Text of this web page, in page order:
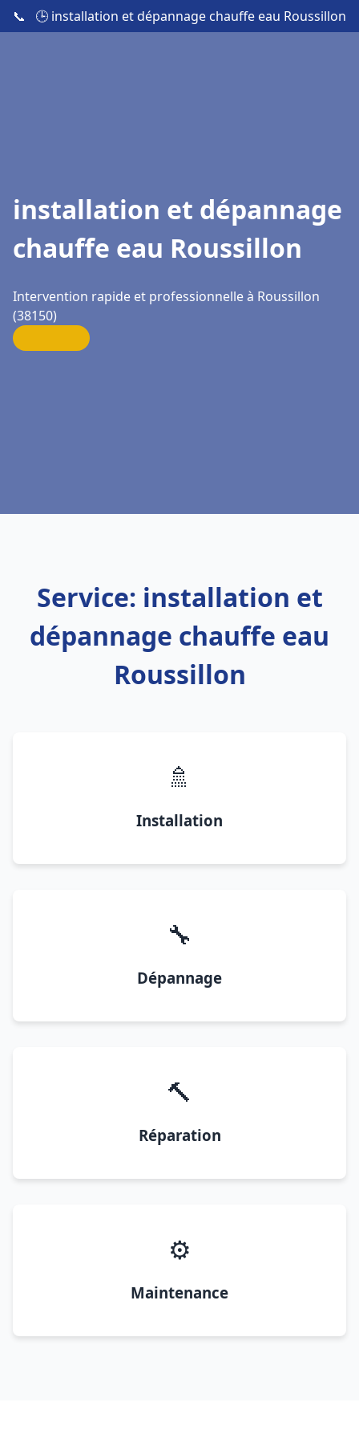
📞 🕒 installation et dépannage chauffe eau Roussillon
installation et dépannage
chauffe eau Roussillon
Intervention rapide et professionnelle à Roussillon
(38150)
Service: installation et
dépannage chauffe eau
Roussillon
🚿
Installation
🔧
Dépannage
🔨
Réparation
⚙️
Maintenance